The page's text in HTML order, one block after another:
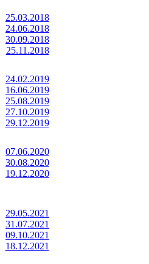
25.03.2018
24.06.2018
30.09.2018
25.11.2018
24.02.2019
16.06.2019
25.08.2019
27.10.2019
29.12.2019
07.06.2020
30.08.2020
19.12.2020
29.05.2021
31.07.2021
09.10.2021
18.12.2021